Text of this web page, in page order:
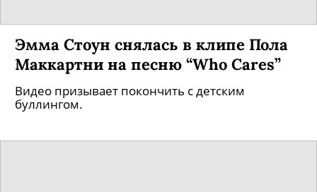
Эмма Стоун снялась в клипе Пола
Маккартни на песню “Who Cares”
Видео призывает покончить с детским
буллингом.